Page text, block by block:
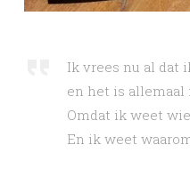
Ik vrees nu al dat
en het is allemaal
Omdat ik weet
En ik weet